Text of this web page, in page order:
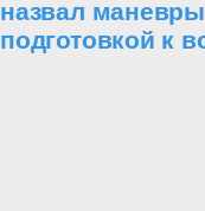
назвал
подготовкой к